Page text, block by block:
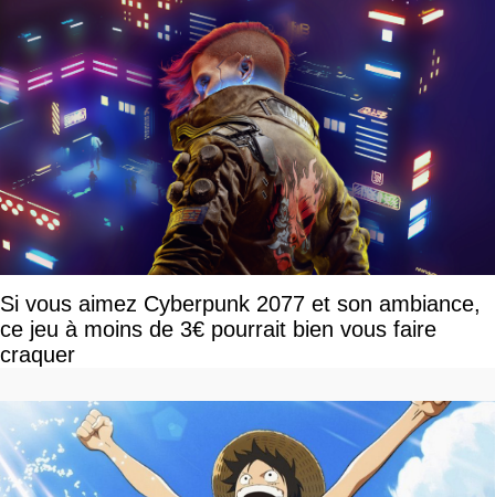
Si vous aimez Cyberpunk 2077 et son ambiance,
ce jeu à moins de 3€ pourrait bien vous faire
craquer